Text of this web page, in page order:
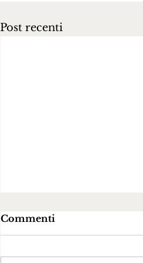
Post recenti
Commenti